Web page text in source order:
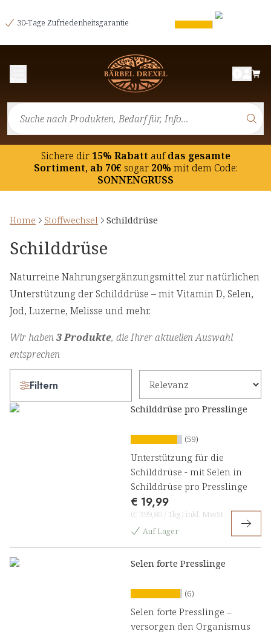
30-Tage Zufriedenheitsgarantie
Sichere dir15% Rabatt aufdas gesamte
Sortiment, ab 70€ sogar20% mit dem Code:
SONNENGRUSS
Home Stoffwechsel Schilddrüse
Schilddrüse
Naturreine Nahrungsergänzungsmittel zur natürlichen
Unterstützung der Schilddrüse – mit Vitamin D, Selen,
Jod, Luzerne, Melisse und mehr.
Wir haben3 Produkte, die Ihrer aktuellen Auswahl
entsprechen
Filtern
Schilddrüse pro Presslinge
(59)
Unterstützung für die
Schilddrüse - mit Selen in
Schilddrüse pro Presslinge
€ 19,99
(€ 399,80 / 1kg) inkl. MwSt
Auf Lager
Selen forte Presslinge
(6)
Selen forte Presslinge –
versorgen den Organismus